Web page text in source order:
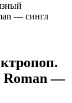
— сингл
Roman —